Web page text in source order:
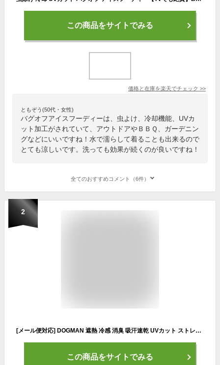
この商品をサイトでみる
価格と在庫を楽天でチェック >>
ともぞう(50代・女性)
バグオフアイスフーディーは、虫よけ、冷却機能、UVカ
ット加工がされていて、アウトドアやＢＢＱ、ガーデニン
グなどにいいですね！水で濡らして着ることも出来るので
とても涼しいです。洗っても効果が続くのが良いですね！
全てのおすすめコメント（6件）
2
[メール便対応] DOGMAN 遮熱 冷感 消臭 吸汗速乾 UVカット ストレッチ 防虫 長袖 コンプレッション インナー アンダーシャツ スポーツ ウェア クルーネック 丸首 虫除け 蚊 対策 メンズ 軽量 薄手 春夏 夏用 作業着 作業服 大きいサイズ 現場 黒 紺 chusan CUC 829000
この商品をサイトでみる